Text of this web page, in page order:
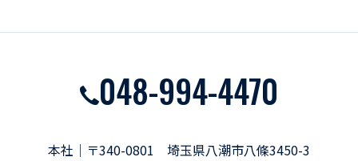
048-994-4470
本社｜〒340-0801 埼玉県八潮市八條3450-3